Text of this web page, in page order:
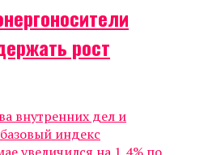
рост
внутренних дел и
индекс